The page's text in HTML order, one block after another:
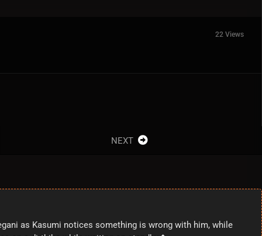
22 Views
NEXT
as Kasumi notices something is wrong with him, while